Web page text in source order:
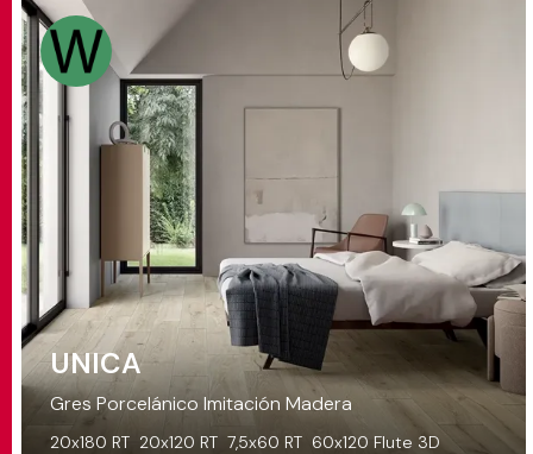
UNICA
Gres Porcelánico Imitación Madera
20x180 RT 20x120 RT 7,5x60 RT 60x120 Flute 3D